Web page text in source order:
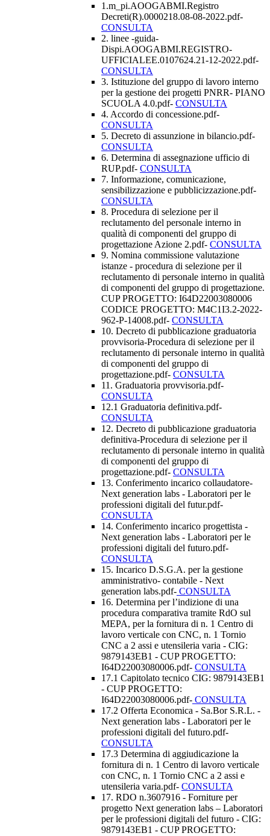
1.m_pi.AOOGABMI.Registro
Decreti(R).0000218.08-08-2022.pdf-
CONSULTA
2. linee -guida-
Dispi.AOOGABMI.REGISTRO-
UFFICIALEE.0107624.21-12-2022.pdf-
CONSULTA
3. Istituzione del gruppo di lavoro interno
per la gestione dei progetti PNRR- PIANO
SCUOLA 4.0.pdf- CONSULTA
4. Accordo di concessione.pdf-
CONSULTA
5. Decreto di assunzione in bilancio.pdf-
CONSULTA
6. Determina di assegnazione ufficio di
RUP.pdf- CONSULTA
7. Informazione, comunicazione,
sensibilizzazione e pubblicizzazione.pdf-
CONSULTA
8. Procedura di selezione per il
reclutamento del personale interno in
qualità di componenti del gruppo di
progettazione Azione 2.pdf- CONSULTA
9. Nomina commissione valutazione
istanze - procedura di selezione per il
reclutamento di personale interno in qualità
di componenti del gruppo di progettazione.
CUP PROGETTO: I64D22003080006
CODICE PROGETTO: M4C1I3.2-2022-
962-P-14008.pdf- CONSULTA
10. Decreto di pubblicazione graduatoria
provvisoria-Procedura di selezione per il
reclutamento di personale interno in qualità
di componenti del gruppo di
progettazione.pdf- CONSULTA
11. Graduatoria provvisoria.pdf-
CONSULTA
12.1 Graduatoria definitiva.pdf-
CONSULTA
12. Decreto di pubblicazione graduatoria
definitiva-Procedura di selezione per il
reclutamento di personale interno in qualità
di componenti del gruppo di
progettazione.pdf- CONSULTA
13. Conferimento incarico collaudatore-
Next generation labs - Laboratori per le
professioni digitali del futur.pdf-
CONSULTA
14. Conferimento incarico progettista -
Next generation labs - Laboratori per le
professioni digitali del futuro.pdf-
CONSULTA
15. Incarico D.S.G.A. per la gestione
amministrativo- contabile - Next
generation labs.pdf- CONSULTA
16. Determina per l’indizione di una
procedura comparativa tramite RdO sul
MEPA, per la fornitura di n. 1 Centro di
lavoro verticale con CNC, n. 1 Tornio
CNC a 2 assi e utensileria varia - CIG:
9879143EB1 - CUP PROGETTO:
I64D22003080006.pdf- CONSULTA
17.1 Capitolato tecnico CIG: 9879143EB1
- CUP PROGETTO:
I64D22003080006.pdf- CONSULTA
17.2 Offerta Economica - Sa.Bor S.R.L. -
Next generation labs - Laboratori per le
professioni digitali del futuro.pdf-
CONSULTA
17.3 Determina di aggiudicazione la
fornitura di n. 1 Centro di lavoro verticale
con CNC, n. 1 Tornio CNC a 2 assi e
utensileria varia.pdf- CONSULTA
17. RDO n.3607916 - Forniture per
progetto Next generation labs – Laboratori
per le professioni digitali del futuro - CIG:
9879143EB1 - CUP PROGETTO: